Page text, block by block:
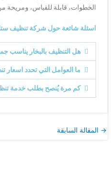
الخطوات، قابلة للقياس، ومريحة
اسئلة شائعة حول شركة تنظيف
هل التنظيف بالبخار يناسب
ما العوامل التي تحدد اسعار
كم مرة يُنصح بطلب خدمة
→ المقالة السابقة